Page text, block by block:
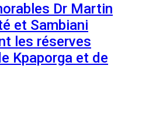
Dr Martin
et Sambiani
les réserves
Kpaporga et de